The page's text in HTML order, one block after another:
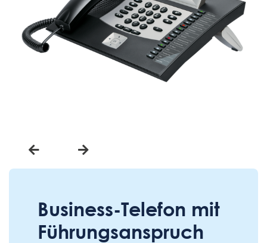
Business-Telefon mit
Führungsanspruch